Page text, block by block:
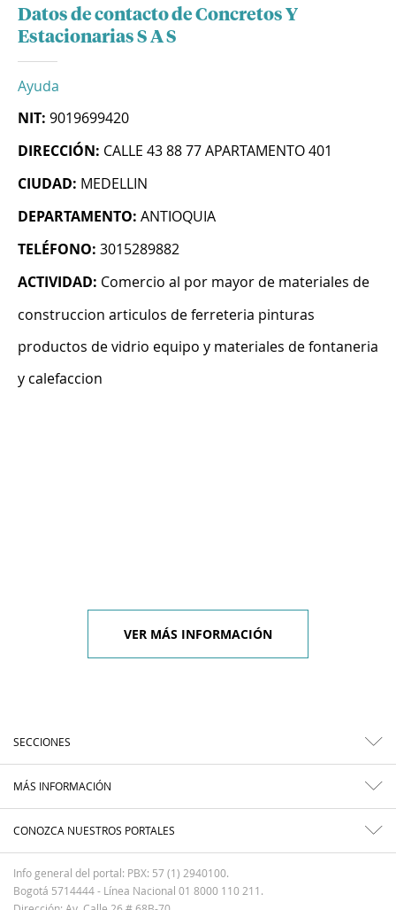
Datos de contacto de Concretos Y
Estacionarias S A S
Ayuda
NIT: 9019699420
DIRECCIÓN: CALLE 43 88 77 APARTAMENTO 401
CIUDAD: MEDELLIN
DEPARTAMENTO: ANTIOQUIA
TELÉFONO: 3015289882
ACTIVIDAD: Comercio al por mayor de materiales de
construccion articulos de ferreteria pinturas
productos de vidrio equipo y materiales de fontaneria
y calefaccion
VER MÁS INFORMACIÓN
SECCIONES
MÁS INFORMACIÓN
CONOZCA NUESTROS PORTALES
Info general del portal: PBX: 57 (1) 2940100.
Bogotá 5714444 - Línea Nacional 01 8000 110 211.